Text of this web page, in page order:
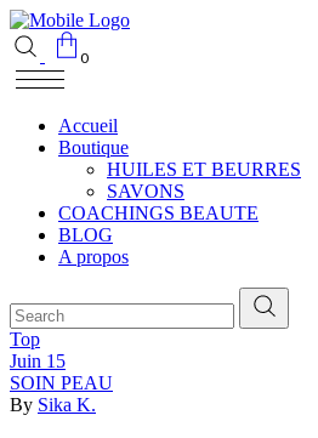
0
Accueil
Boutique
HUILES ET BEURRES
SAVONS
COACHINGS BEAUTE
BLOG
A propos
Top
Juin 15
SOIN PEAU
By Sika K.